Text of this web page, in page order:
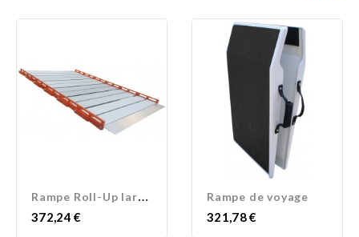
R
ampe Roll-Up largeur 80 cm
Prix
372,24 €
Rampe de voyage
Prix
321,78 €